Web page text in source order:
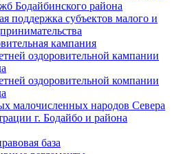
Бодайбинского района
поддержка субъектов малого и
кампания
оздоровительной кампании
оздоровительной компании
малочисленных народов Севера
г. Бодайбо и района
база